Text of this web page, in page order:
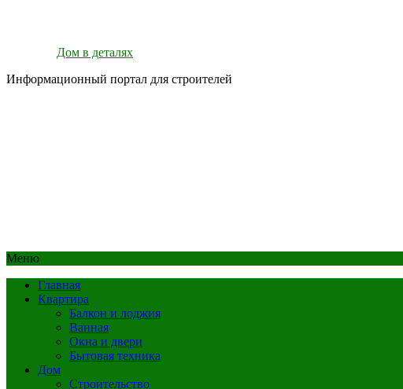
Дом в деталях
Информационный портал для строителей
Меню
Главная
Квартира
Балкон и лоджия
Ванная
Окна и двери
Бытовая техника
Дом
Строительство